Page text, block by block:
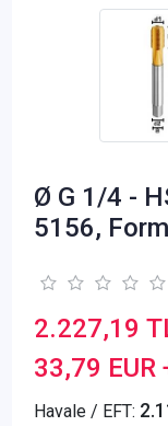
Ø G 1/4 -
5156,
2.227,19
33,79 EUR
Havale / EFT: